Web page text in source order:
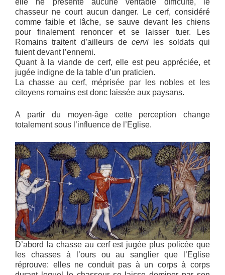
elle ne présente aucune véritable difficulté, le
chasseur ne court aucun danger. Le cerf, considéré
comme faible et lâche, se sauve devant les chiens
pour finalement renoncer et se laisser tuer. Les
Romains traitent d’ailleurs decervi les soldats qui
fuient devant l’ennemi.
Quant à la viande de cerf, elle est peu appréciée, et
jugée indigne de la table d’un praticien.
La chasse au cerf, méprisée par les nobles et les
citoyens romains est donc laissée aux paysans.
A partir du moyen-âge cette perception change
totalement sous l’influence de l’Eglise.
D’abord la chasse au cerf est jugée plus policée que
les chasses à l’ours ou au sanglier que l’Eglise
réprouve: elles ne conduit pas à un corps à corps